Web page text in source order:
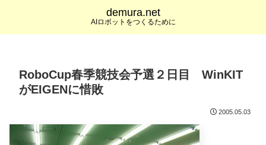
demura.net
AIロボットをつくるために
RoboCup春季競技会予選２日目 WinKIT
がEIGENに惜敗
2005.05.03